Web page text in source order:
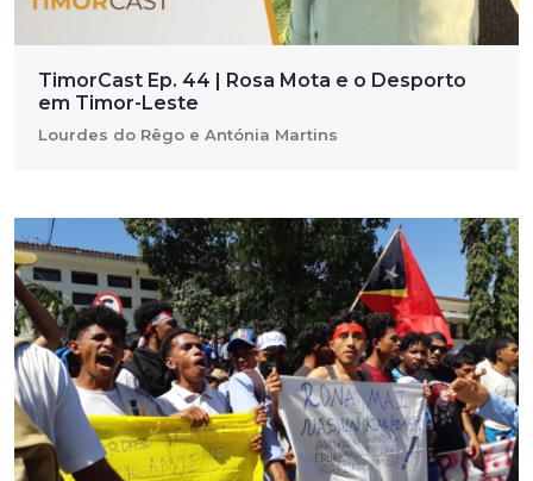
TimorCast Ep. 44 | Rosa Mota e o Desporto
em Timor-Leste
Lourdes do Rêgo e Antónia Martins